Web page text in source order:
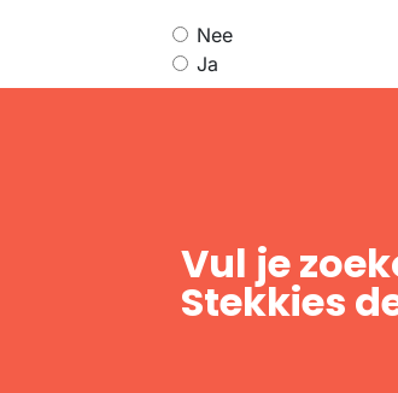
Nee
Ja
Vul je
Stekkies